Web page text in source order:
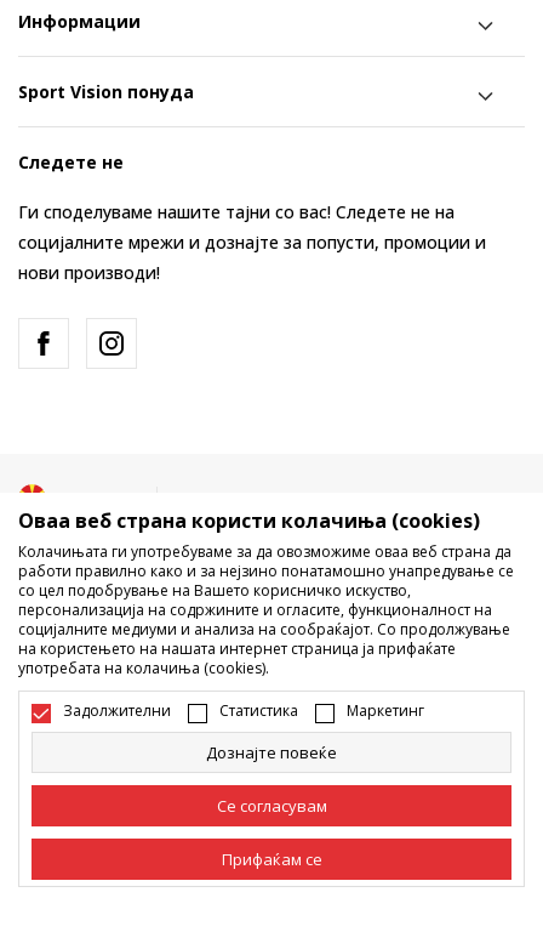
Информации
Sport Vision понуда
Следете не
Ги споделуваме нашите тајни со вас! Следете не на
социјалните мрежи и дознајте за попусти, промоции и
нови производи!
Не е дозволено превземање или користење на содржината од
интернет страните на Sport Vision, делумно или целосно a се
однесува на логоа, трговски марки, комерцијални содржини, ниту
истите да се отстапуваат на трети лица, јавно да се објавуваат или да
се користат за било какви цели, без писмена согласност од БДС.МК
ДООЕЛ.
Настојуваме да бидеме што попрецизни во описот на производот,
фотографијата и самата цена, но не можеме да гарантираме дака
сите информации се комплетни и без грешка. Сите прикажани
производи на сајтот се дел од нашата понуда, но не се подразбира
дека мораат да се достапни во секој момент. Достапноста на
Оваа веб страна користи колачиња (cookies)
Колачињата ги употребуваме за да овозможиме оваа веб страна да
работи правилно како и за нејзино понатамошно унапредување се
со цел подобрување на Вашето корисничко искуство,
персонализација на содржините и огласите, функционалност на
социјалните медиуми и анализа на сообраќајот. Со продолжување
на користењето на нашата интернет страница ја прифаќате
употребата на колачиња (cookies).
Задолжителни Статистика Маркетинг
Дознајте повеќе
Се согласувам
Прифаќам се